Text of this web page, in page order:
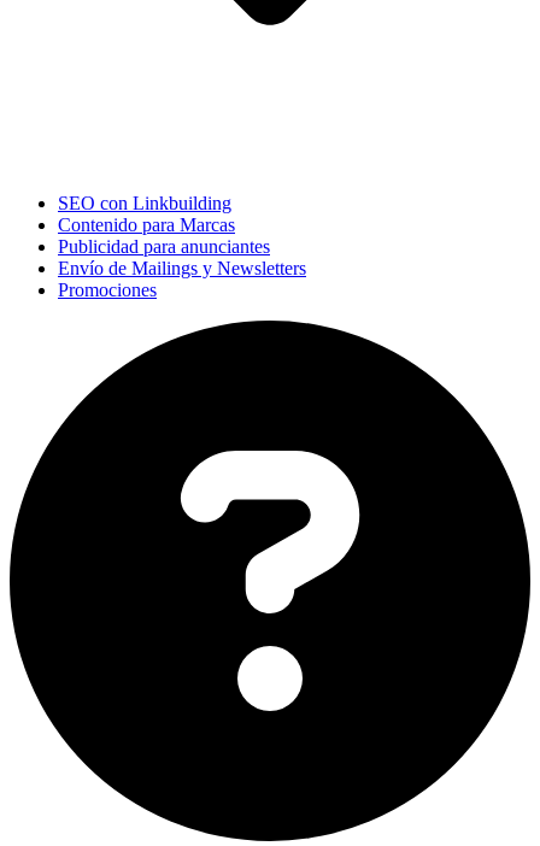
SEO con Linkbuilding
Contenido para Marcas
Publicidad para anunciantes
Envío de Mailings y Newsletters
Promociones